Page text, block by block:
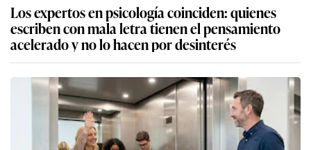
Los expertos en psicología coinciden: quienes
escriben con mala letra tienen el pensamiento
acelerado y no lo hacen por desinterés